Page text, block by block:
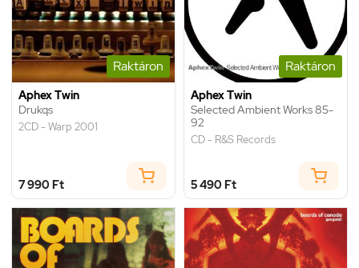
Raktáron
Aphex Twin
Drukqs
2CD - Warp 2001
7 990 Ft
Raktáron
Aphex Twin
Selected Ambient Works 85-
92
CD - R&S Records
5 490 Ft